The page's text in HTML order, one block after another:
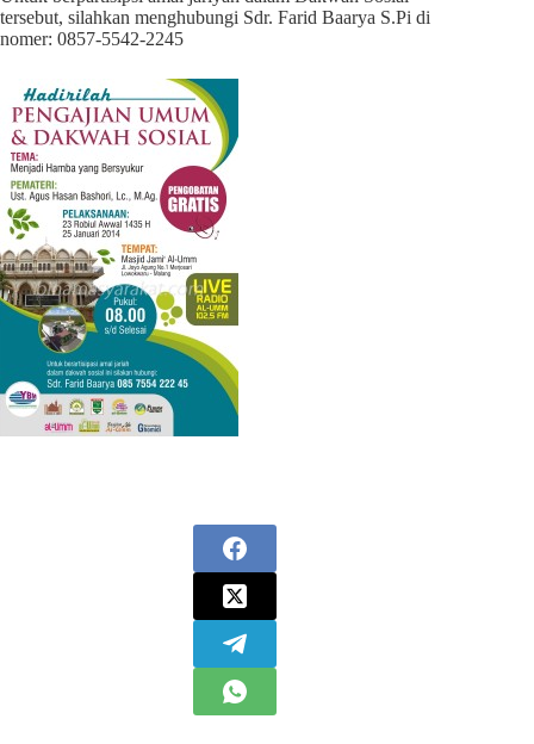
tersebut, silahkan menghubungi Sdr. Farid Baarya S.Pi di
nomer: 0857-5542-2245